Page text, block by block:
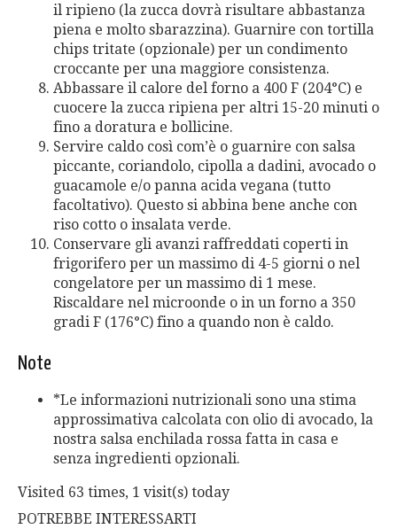
il ripieno (la zucca dovrà risultare abbastanza
piena e molto sbarazzina). Guarnire con tortilla
chips tritate (opzionale) per un condimento
croccante per una maggiore consistenza.
Abbassare il calore del forno a 400 F (204°C) e
cuocere la zucca ripiena per altri 15-20 minuti o
fino a doratura e bollicine.
Servire caldo così com’è o guarnire con salsa
piccante, coriandolo, cipolla a dadini, avocado o
guacamole e/o panna acida vegana (tutto
facoltativo). Questo si abbina bene anche con
riso cotto o insalata verde.
Conservare gli avanzi raffreddati coperti in
frigorifero per un massimo di 4-5 giorni o nel
congelatore per un massimo di 1 mese.
Riscaldare nel microonde o in un forno a 350
gradi F (176°C) fino a quando non è caldo.
Note
*Le informazioni nutrizionali sono una stima
approssimativa calcolata con olio di avocado, la
nostra salsa enchilada rossa fatta in casa e
senza ingredienti opzionali.
Visited 63 times, 1 visit(s) today
POTREBBE INTERESSARTI